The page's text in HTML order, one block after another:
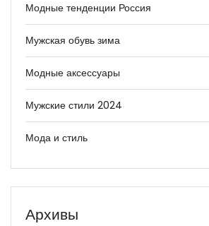
Модные тенденции Россия
Мужская обувь зима
Модные аксессуары
Мужские стили 2024
Мода и стиль
Архивы